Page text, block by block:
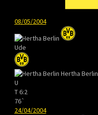
08/05/2004
Ude
Hertha Berlin
U
T6:2
76`
24/04/2004